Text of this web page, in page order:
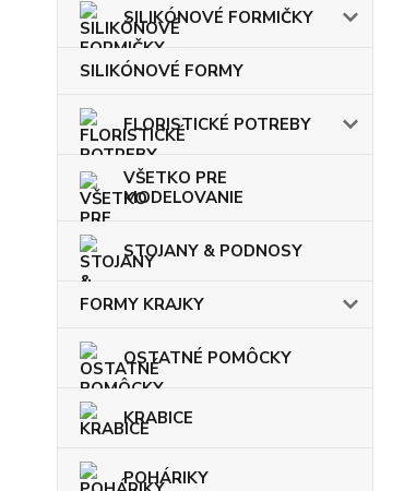
SILIKÓNOVÉ FORMIČKY
SILIKÓNOVÉ FORMY
FLORISTICKÉ POTREBY
VŠETKO PRE
MODELOVANIE
STOJANY & PODNOSY
FORMY KRAJKY
OSTATNÉ POMÔCKY
KRABICE
POHÁRIKY